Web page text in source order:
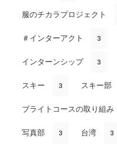
服のチカラプロジェクト
＃インターアクト 3
インターンシップ 3
スキー 3 スキー部
ブライトコースの取り組み
写真部 3 台湾 3